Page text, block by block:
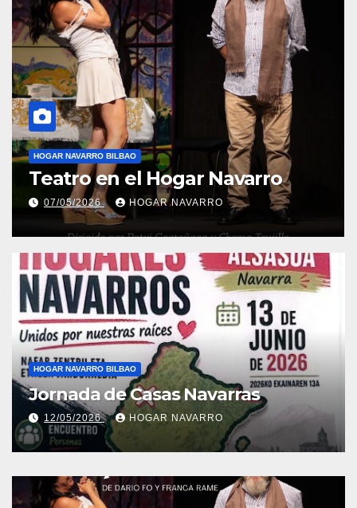
HOGAR NAVARRO BILBAO
Degustación de productos de
Navarra
18/03/2026 HOGAR NAVARRO
HOGAR NAVARRO BILBAO
Jornada de Casas Navarras
12/05/2026 HOGAR NAVARRO